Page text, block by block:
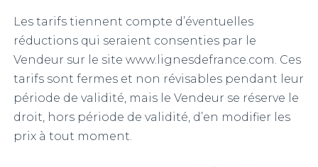
Les tarifs tiennent compte d’éventuelles
réductions qui seraient consenties par le
Vendeur sur le site www.lignesdefrance.com. Ces
tarifs sont fermes et non révisables pendant leur
période de validité, mais le Vendeur se réserve le
droit, hors période de validité, d’en modifier les
prix à tout moment.